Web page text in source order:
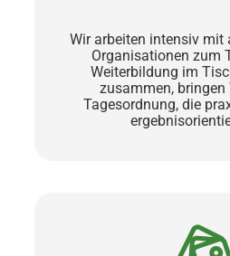
Wir arbeiten intensiv mit
Organisationen zum
Weiterbildung im
zusammen,
Tagesordnung, die